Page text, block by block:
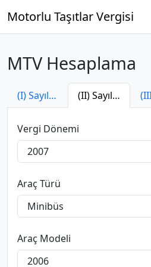
Motorlu Taşıtlar Vergisi
MTV Hesaplama
(I) Sayılı Tarife (II) Sayılı Tarife
Vergi Dönemi
Araç Türü
Araç Modeli